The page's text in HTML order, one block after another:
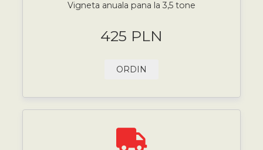
Vigneta anuala pana la 3,5 tone
425 PLN
ORDIN